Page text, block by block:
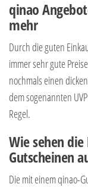
qinao
mehr
Durch die guten
immer sehr gute
nochmals einen
dem sogenannten
Regel.
Wie sehen
Gutscheinen
Die mit einem qinao-